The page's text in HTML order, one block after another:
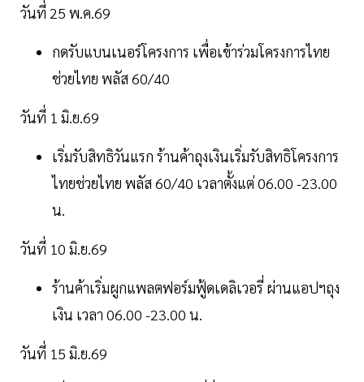
วันที่ 25 พ.ค.69
กดรับแบนเนอร์โครงการ เพื่อเข้าร่วมโครงการไทย
ช่วยไทย พลัส 60/40
วันที่ 1 มิ.ย.69
เริ่มรับสิทธิวันแรก ร้านค้าถุงเงินเริ่มรับสิทธิโครงการ
ไทยช่วยไทย พลัส 60/40 เวลาตั้งแต่ 06.00 -23.00
น.
วันที่ 10 มิ.ย.69
ร้านค้าเริ่มผูกแพลตฟอร์มฟู้ดเดลิเวอรี่ ผ่านแอปฯถุง
เงิน เวลา 06.00 -23.00 น.
วันที่ 15 มิ.ย.69